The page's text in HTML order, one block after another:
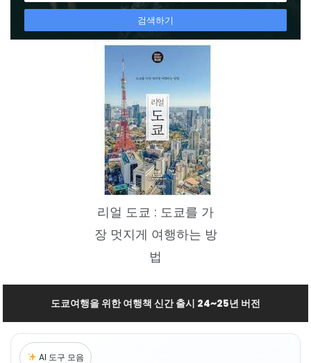
리얼 도쿄 : 도쿄를 가
장 멋지게 여행하는 방
법
도쿄여행을 위한 여행책 신간 출시 24~25년 버전
AI 도구 모음